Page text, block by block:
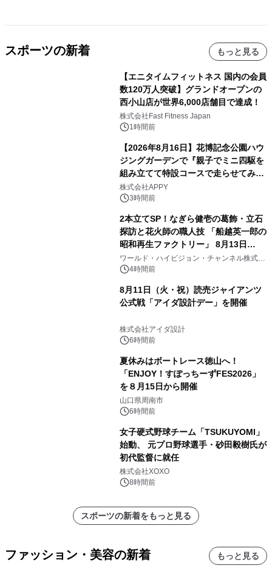
スポーツの新着 もっと見る
【エニタイムフィットネス 国内の会員
数120万人突破】グランドオープンの
西小山店が世界6,000店舗目で達成！
株式会社Fast Fitness Japan
1時間前
【2026年8月16日】花博記念公園ハウ
ジングガーデンで『親子でミニ四駆を
組み立てて特設コースで走らせてみよ
う！』を開催
株式会社APPY
3時間前
2本立てSP！なぎら健壱の葛飾・立石
探訪と花火師の職人技 「船越英一郎の
昭和再生ファクトリー」 8月13日
（木）よる9時～ BS12 トゥエルビで
放送
ワールド・ハイビジョン・チャンネル株式会
社 4時間前
8月11日（火・祝）読売ジャイアンツ
公式戦「アイダ設計デー」を開催
株式会社アイダ設計
6時間前
夏休みはボートレース徳山へ！
「ENJOY！すぽっちーずFES2026」
を８月15日から開催
山口県周南市
6時間前
女子硬式野球チーム「TSUKUYOMI」
始動、 元プロ野球選手・砂田毅樹氏が
初代監督に就任
株式会社XOXO
8時間前
スポーツの新着をもっと見る
ファッション・美容の新着 もっと見る